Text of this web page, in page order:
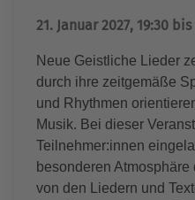
21. Januar 2027, 19:30
Neue Geistliche Lieder
durch ihre zeitgemäße
und Rhythmen
Musik. Bei dieser
Teilnehmer:innen
besonderen
von den Liedern und